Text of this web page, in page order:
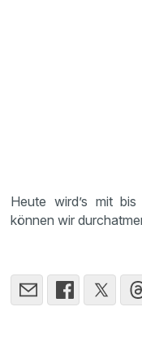
Heute wird’s mit
können wir